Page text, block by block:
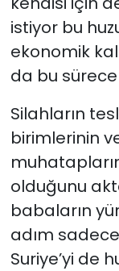
istiyor bu
ekonomik
da bu
Silahların
birimlerinin
olduğunu
babaların
adım
Suriye’yi de